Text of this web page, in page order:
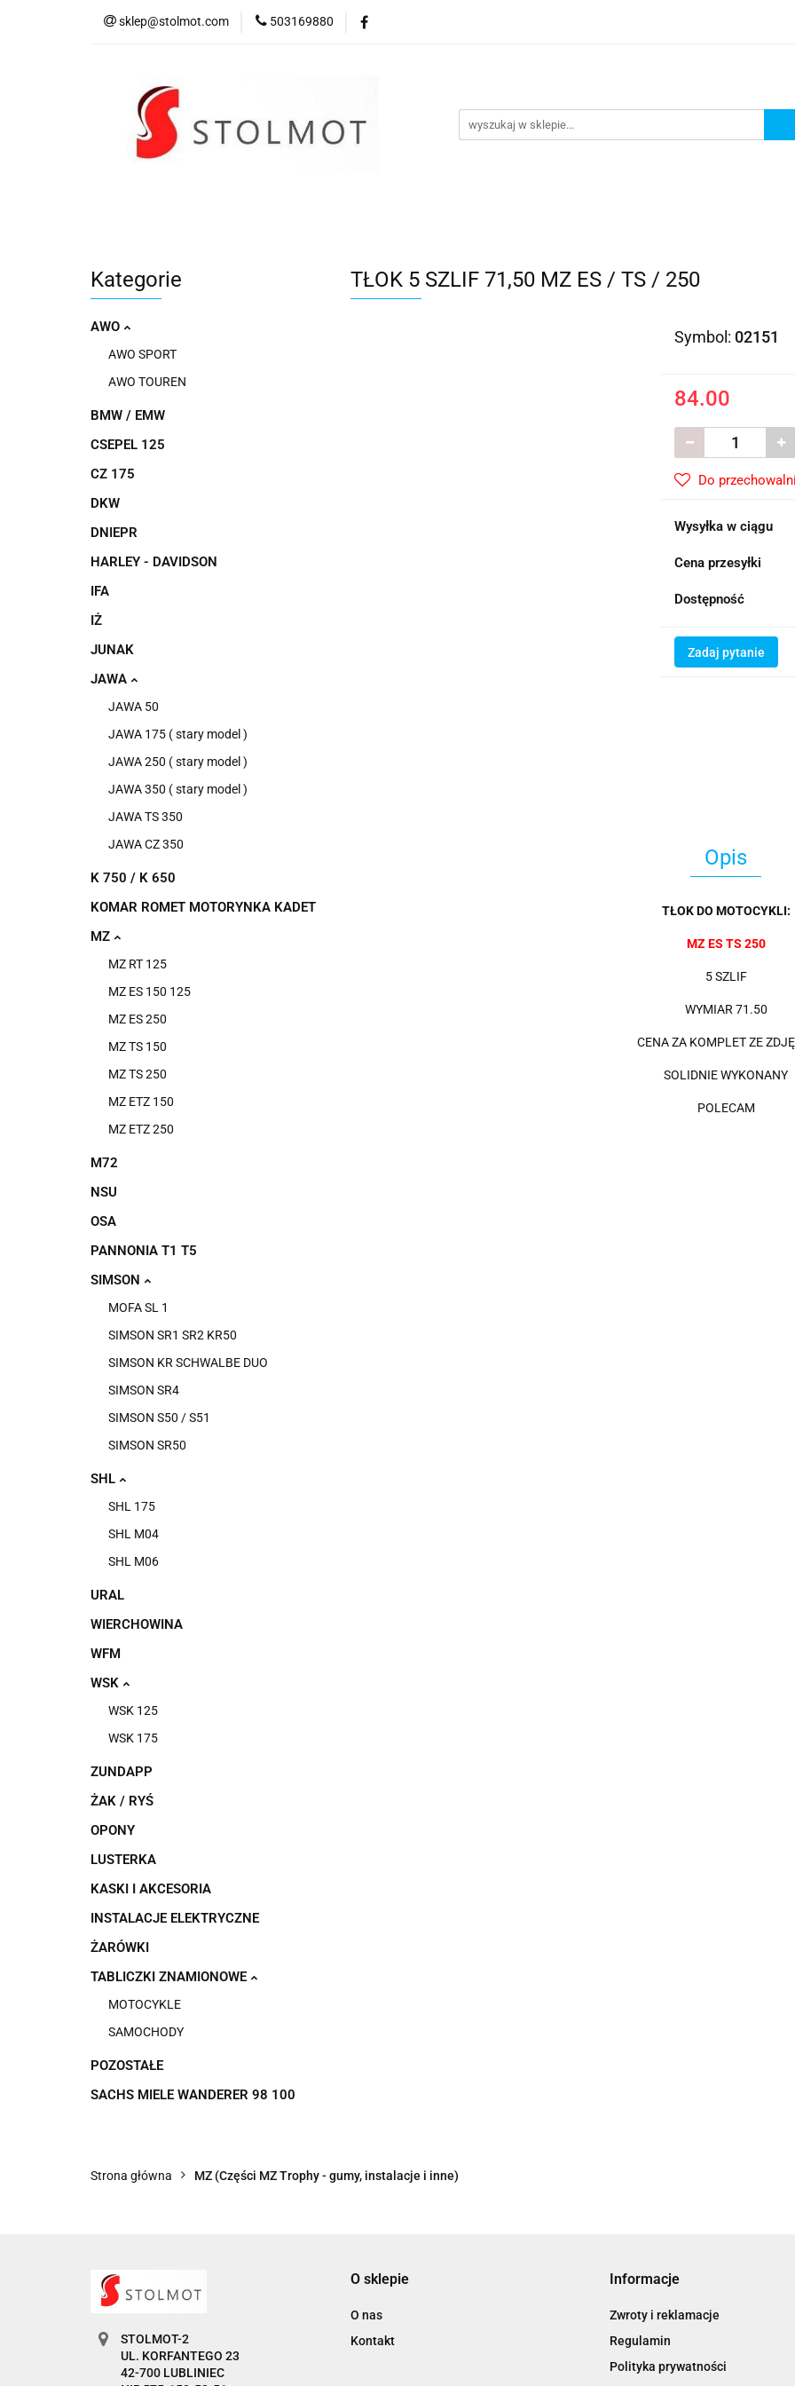
sklep@stolmot.com 503169880
Kategorie
AWO
AWO SPORT
AWO TOUREN
BMW / EMW
CSEPEL 125
CZ 175
DKW
DNIEPR
HARLEY - DAVIDSON
IFA
IŻ
JUNAK
JAWA
JAWA 50
JAWA 175 ( stary model )
JAWA 250 ( stary model )
JAWA 350 ( stary model )
JAWA TS 350
JAWA CZ 350
K 750 / K 650
KOMAR ROMET MOTORYNKA KADET
MZ
MZ RT 125
MZ ES 150 125
MZ ES 250
MZ TS 150
MZ TS 250
MZ ETZ 150
MZ ETZ 250
M72
NSU
OSA
PANNONIA T1 T5
SIMSON
MOFA SL 1
SIMSON SR1 SR2 KR50
SIMSON KR SCHWALBE DUO
SIMSON SR4
SIMSON S50 / S51
SIMSON SR50
SHL
SHL 175
SHL M04
SHL M06
URAL
WIERCHOWINA
WFM
WSK
WSK 125
WSK 175
ZUNDAPP
ŻAK / RYŚ
OPONY
LUSTERKA
KASKI I AKCESORIA
INSTALACJE ELEKTRYCZNE
ŻARÓWKI
TABLICZKI ZNAMIONOWE
MOTOCYKLE
SAMOCHODY
POZOSTAŁE
SACHS MIELE WANDERER 98 100
TŁOK 5 SZLIF 71,50 MZ ES / TS / 250
Symbol: 02151
84.00
Do
Wysyłka w ciągu
Cena przesyłki
Dostępność
Zadaj pytanie
Opis
TŁOK DO MOTOCYKLI:
MZ ES TS 250
5 SZLIF
WYMIAR 71.50
CENA ZA KOMPLET ZE
SOLIDNIE WYKONANY
POLECAM
Strona główna MZ (Części MZ Trophy - gumy, instalacje i inne)
STOLMOT-2
UL. KORFANTEGO 23
42-700 LUBLINIEC
O sklepie
O nas
Kontakt
Informacje
Zwroty i reklamacje
Regulamin
Polityka prywatności